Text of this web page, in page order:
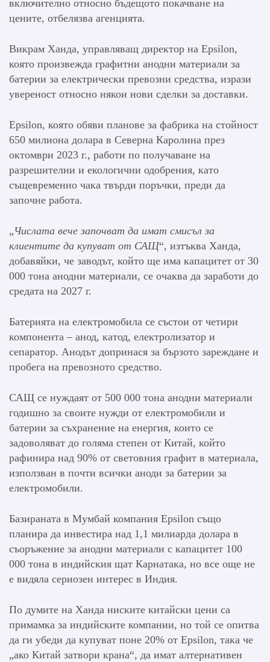
включително относно бъдещото покачване на
цените, отбелязва агенцията.
Викрам Ханда, управляващ директор на Epsilon,
която произвежда графитни анодни материали за
батерии за електрически превозни средства, изрази
увереност относно някои нови сделки за доставки.
Epsilon, която обяви планове за фабрика на стойност
650 милиона долара в Северна Каролина през
октомври 2023 г., работи по получаване на
разрешителни и екологични одобрения, като
същевременно чака твърди поръчки, преди да
започне работа.
„Числата вече започват да имат смисъл за
клиентите да купуват от САЩ“, изтъква Ханда,
добавяйки, че заводът, който ще има капацитет от 30
000 тона анодни материали, се очаква да заработи до
средата на 2027 г.
Батерията на електромобила се състои от четири
компонента – анод, катод, електролизатор и
сепаратор. Анодът допринася за бързото зареждане и
пробега на превозното средство.
САЩ се нуждаят от 500 000 тона анодни материали
годишно за своите нужди от електромобили и
батерии за съхранение на енергия, които се
задоволяват до голяма степен от Китай, който
рафинира над 90% от световния графит в материала,
използван в почти всички аноди за батерии за
електромобили.
Базираната в Мумбай компания Epsilon също
планира да инвестира над 1,1 милиарда долара в
съоръжение за анодни материали с капацитет 100
000 тона в индийския щат Карнатака, но все още не
е видяла сериозен интерес в Индия.
По думите на Ханда ниските китайски цени са
примамка за индийските компании, но той се опитва
да ги убеди да купуват поне 20% от Epsilon, така че
„ако Китай затвори крана“, да имат алтернативен